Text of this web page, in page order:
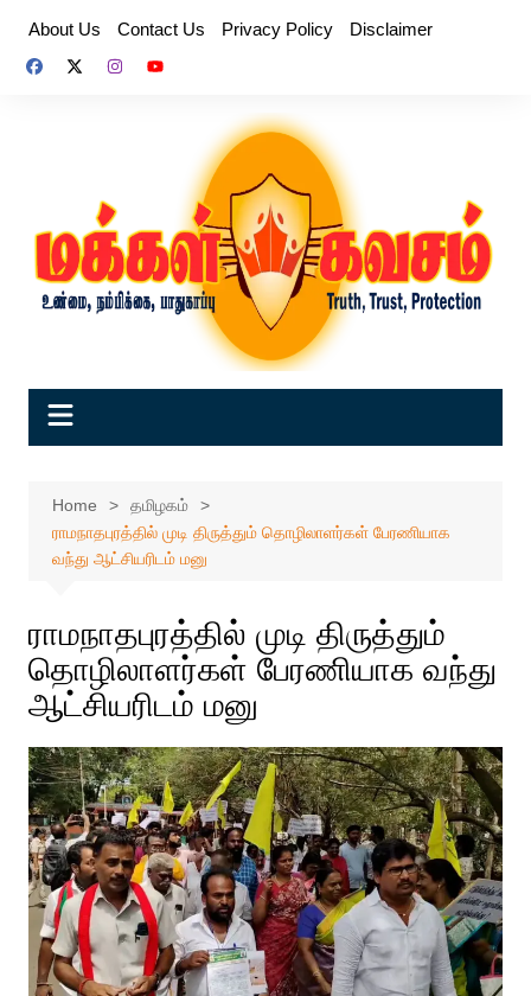
content
About Us Contact Us Privacy Policy Disclaimer
Home
தமிழகம்
ராமநாதபுரத்தில் முடி திருத்தும் தொழிலாளர்கள் பேரணியாக
வந்து ஆட்சியரிடம் மனு
ராமநாதபுரத்தில் முடி திருத்தும்
தொழிலாளர்கள் பேரணியாக வந்து
ஆட்சியரிடம் மனு